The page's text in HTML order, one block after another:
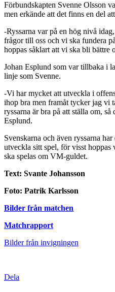
Förbundskapten Svenne Olsson
men erkände att det finns en del
-Ryssarna var på en hög nivå
frågor till oss och vi ska fundera
hoppas såklart att vi ska bli bättre
Johan Esplund som var tillbaka i
linje som Svenne.
-Vi har mycket att utveckla i
ihop bra men framåt tycker jag vi
ryssarna är bra på att ställa om,
Esplund.
Svenskarna och även ryssarna
utveckla sitt spel, för visst hoppas
ska spelas om VM-guldet.
Text: Svante Johansson
Foto: Patrik Karlsson
Bilder från matchen
Matchrapport
Bilder från invigningen
Dela